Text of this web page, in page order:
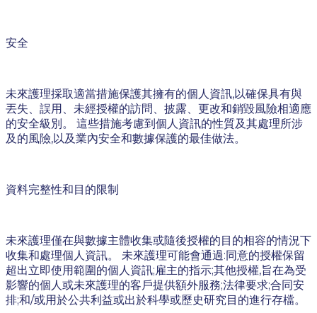
安全
未來護理採取適當措施保護其擁有的個人資訊,以確保具有與
丟失、誤用、未經授權的訪問、披露、更改和銷毀風險相適應
的安全級別。 這些措施考慮到個人資訊的性質及其處理所涉
及的風險,以及業內安全和數據保護的最佳做法。
資料完整性和目的限制
未來護理僅在與數據主體收集或隨後授權的目的相容的情況下
收集和處理個人資訊。 未來護理可能會通過:同意的授權保留
超出立即使用範圍的個人資訊;雇主的指示;其他授權,旨在為受
影響的個人或未來護理的客戶提供額外服務;法律要求;合同安
排;和/或用於公共利益或出於科學或歷史研究目的進行存檔。